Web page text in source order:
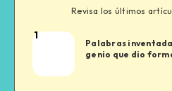
Revisa los últimos
Aleks
1
Palabras
genio que dio